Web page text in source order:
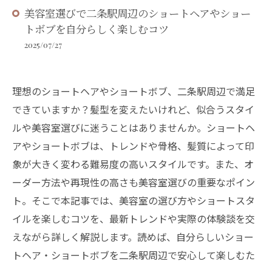
美容室選びで二条駅周辺のショートヘアやショー
トボブを自分らしく楽しむコツ
2025/07/27
理想のショートヘアやショートボブ、二条駅周辺で満足
できていますか？髪型を変えたいけれど、似合うスタイ
ルや美容室選びに迷うことはありませんか。ショートヘ
アやショートボブは、トレンドや骨格、髪質によって印
象が大きく変わる難易度の高いスタイルです。また、オ
ーダー方法や再現性の高さも美容室選びの重要なポイン
ト。そこで本記事では、美容室の選び方やショートスタ
イルを楽しむコツを、最新トレンドや実際の体験談を交
えながら詳しく解説します。読めば、自分らしいショー
トヘア・ショートボブを二条駅周辺で安心して楽しむた